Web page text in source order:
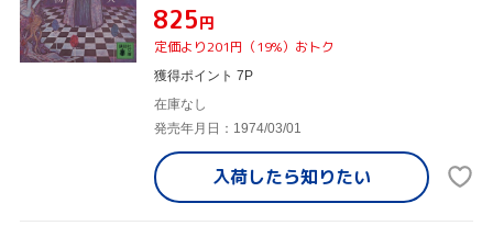
¥825円
定価より201円（19%）おトク
獲得ポイント 7P
在庫なし
発売年月日：1974/03/01
入荷したら知りたい